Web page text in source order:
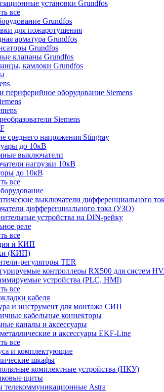
установки Grundfos
все
Grundfos
для пожаротушения
арматура Grundfos
Grundfos
клапаны Grundfos
камлоки Grundfos
периферийное оборудование Siemens
Siemens
среднего напряжения Stingray
до 10кВ
выключатели
нагрузки 10кВ
до 10кВ
все
выключатели дифференциального
дифференциального тока (УЗО)
устройства на DIN-рейку
реле
все
и КИП
(КИП)
регуляторы TER
контроллеры RX500 для систем
устройства (PLC, HMI)
все
кабеля
и инструмент для монтажа СИП
кабельные коннекторы
каналы и аксессуары
и аксессуары EKF-Line
все
и комплектующие
шкафы
комплектные устройства (НКУ)
щиты
Astra